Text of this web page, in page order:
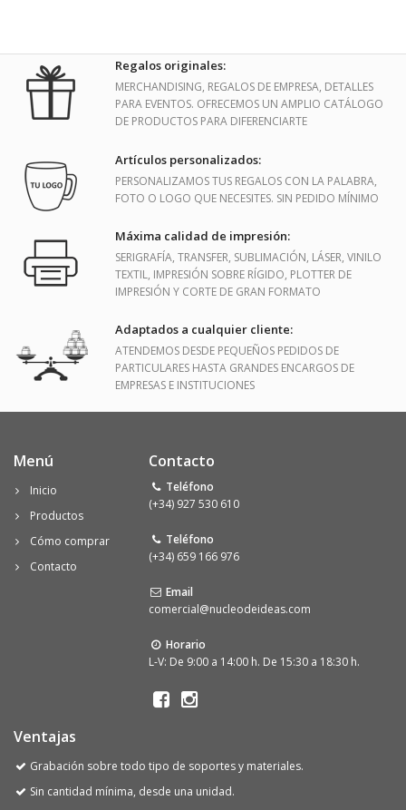
Regalos originales:
MERCHANDISING, REGALOS DE EMPRESA, DETALLES
PARA EVENTOS. OFRECEMOS UN AMPLIO CATÁLOGO
DE PRODUCTOS PARA DIFERENCIARTE
Artículos personalizados:
PERSONALIZAMOS TUS REGALOS CON LA PALABRA,
FOTO O LOGO QUE NECESITES. SIN PEDIDO MÍNIMO
Máxima calidad de impresión:
SERIGRAFÍA, TRANSFER, SUBLIMACIÓN, LÁSER, VINILO
TEXTIL, IMPRESIÓN SOBRE RÍGIDO, PLOTTER DE
IMPRESIÓN Y CORTE DE GRAN FORMATO
Adaptados a cualquier cliente:
ATENDEMOS DESDE PEQUEÑOS PEDIDOS DE
PARTICULARES HASTA GRANDES ENCARGOS DE
EMPRESAS E INSTITUCIONES
Menú
Inicio
Productos
Cómo comprar
Contacto
Contacto
Teléfono
(+34) 927 530 610
Teléfono
(+34) 659 166 976
Email
comercial@nucleodeideas.com
Horario
L-V: De 9:00 a 14:00 h. De 15:30 a 18:30 h.
Ventajas
Grabación sobre todo tipo de soportes y materiales.
Sin cantidad mínima, desde una unidad.